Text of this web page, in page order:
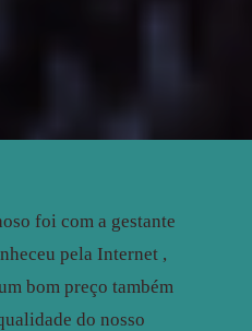
foi com a gestante
pela Internet ,
bom preço também
do nosso